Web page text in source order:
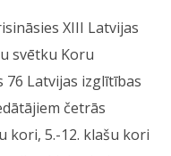
XIII Latvijas
svētku Koru
Latvijas izglītības
četrās
kori, 5.-12. klašu kori